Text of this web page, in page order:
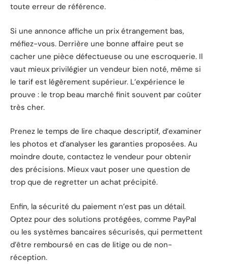
toute erreur de référence.
Si une annonce affiche un prix étrangement bas,
méfiez-vous. Derrière une bonne affaire peut se
cacher une pièce défectueuse ou une escroquerie. Il
vaut mieux privilégier un vendeur bien noté, même si
le tarif est légèrement supérieur. L’expérience le
prouve : le trop beau marché finit souvent par coûter
très cher.
Prenez le temps de lire chaque descriptif, d’examiner
les photos et d’analyser les garanties proposées. Au
moindre doute, contactez le vendeur pour obtenir
des précisions. Mieux vaut poser une question de
trop que de regretter un achat précipité.
Enfin, la sécurité du paiement n’est pas un détail.
Optez pour des solutions protégées, comme PayPal
ou les systèmes bancaires sécurisés, qui permettent
d’être remboursé en cas de litige ou de non-
réception.